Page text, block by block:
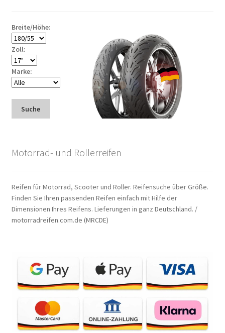
Breite/Höhe:
Zoll:
Marke:
Suche
Motorrad- und Rollerreifen
Reifen für Motorrad, Scooter und Roller. Reifensuche über Größe.
Finden Sie Ihren passenden Reifen einfach mit Hilfe der
Dimensionen Ihres Reifens. Lieferungen in ganz Deutschland. /
motorradreifen.com.de (MRCDE)